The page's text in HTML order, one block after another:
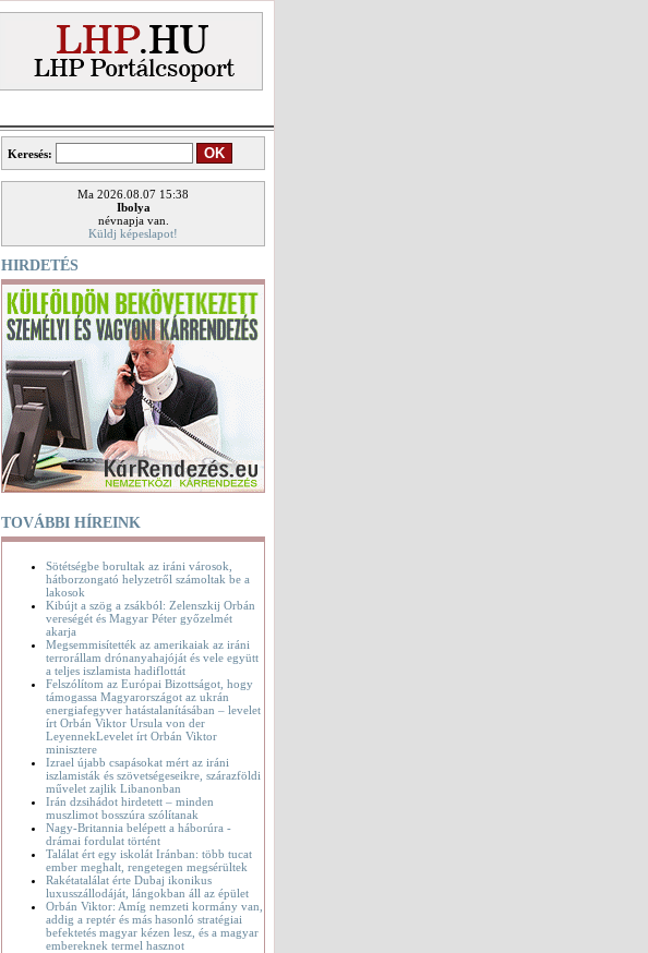
Keresés:
Ma 2026.08.07 15:38
Ibolya
névnapja van.
Küldj képeslapot!
HIRDETÉS
TOVÁBBI HÍREINK
Sötétségbe borultak az iráni városok,
hátborzongató helyzetről számoltak be a
lakosok
Kibújt a szög a zsákból: Zelenszkij Orbán
vereségét és Magyar Péter győzelmét
akarja
Megsemmisítették az amerikaiak az iráni
terrorállam drónanyahajóját és vele együtt
a teljes iszlamista hadiflottát
Felszólítom az Európai Bizottságot, hogy
támogassa Magyarországot az ukrán
energiafegyver hatástalanításában – levelet
írt Orbán Viktor Ursula von der
LeyennekLevelet írt Orbán Viktor
minisztere
Izrael újabb csapásokat mért az iráni
iszlamisták és szövetségeseikre, szárazföldi
művelet zajlik Libanonban
Irán dzsihádot hirdetett – minden
muszlimot bosszúra szólítanak
Nagy-Britannia belépett a háborúra -
drámai fordulat történt
Találat ért egy iskolát Iránban: több tucat
ember meghalt, rengetegen megsérültek
Rakétatalálat érte Dubaj ikonikus
luxusszállodáját, lángokban áll az épület
Orbán Viktor: Amíg nemzeti kormány van,
addig a reptér és más hasonló stratégiai
befektetés magyar kézen lesz, és a magyar
embereknek termel hasznot